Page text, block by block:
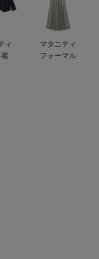
ィ
マタニティ
フォーマル